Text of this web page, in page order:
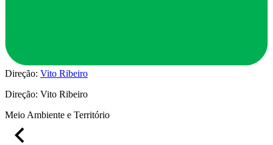
Direção: Vito Ribeiro
Direção: Vito Ribeiro
Meio Ambiente e Território